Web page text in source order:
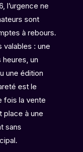
l’urgence ne
sont
à rebours.
: une
un
une édition
est le
fois la vente
place à une
sans